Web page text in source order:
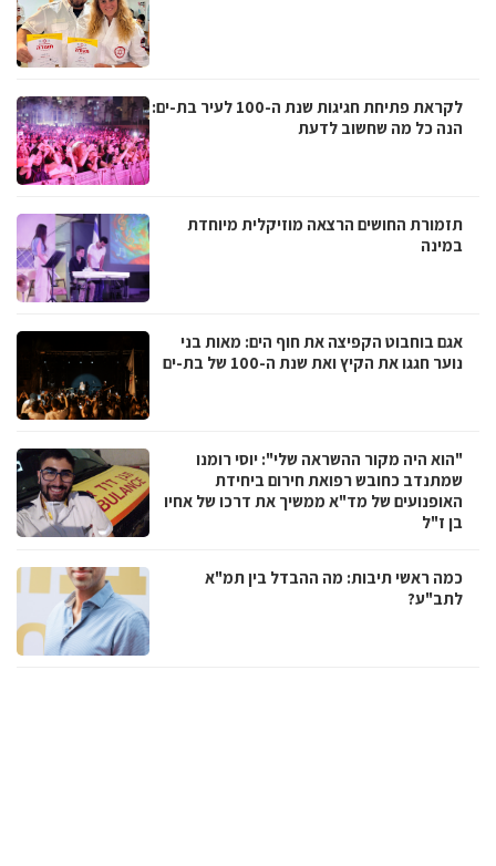
לקראת פתיחת חגיגות שנת ה-100 לעיר בת-ים:
הנה כל מה שחשוב לדעת
תזמורת החושים הרצאה מוזיקלית מיוחדת
במינה
אגם בוחבוט הקפיצה את חוף הים: מאות בני
נוער חגגו את הקיץ ואת שנת ה-100 של בת-ים
"הוא היה מקור ההשראה שלי": יוסי רומנו
שמתנדב כחובש רפואת חירום ביחידת
האופנועים של מד"א ממשיך את דרכו של אחיו
בן ז"ל
כמה ראשי תיבות: מה ההבדל בין תמ"א
לתב"ע?